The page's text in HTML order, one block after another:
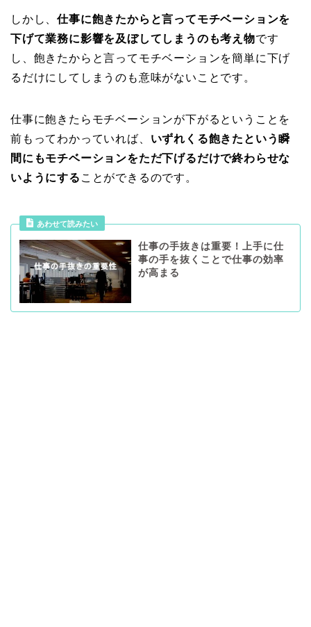
しかし、仕事に飽きたからと言ってモチベーションを
下げて業務に影響を及ぼしてしまうのも考え物です
し、飽きたからと言ってモチベーションを簡単に下げ
るだけにしてしまうのも意味がないことです。
仕事に飽きたらモチベーションが下がるということを
前もってわかっていれば、 いずれくる飽きたという瞬
間にもモチベーションをただ下げるだけで終わらせな
いようにする ことができるのです。
あわせて読みたい
仕事の手抜きは重要！上手に仕
事の手を抜くことで仕事の効率
が高まる